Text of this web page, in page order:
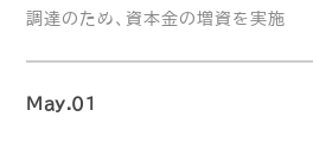
調達のため、資本金の増資を実施
May.01